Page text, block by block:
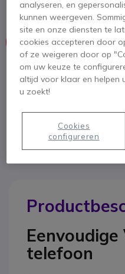
full-duplex luidspreker
Dit product wordt
Om u van dienst te zijn
Eenvoudige
telefoon
analyseren, en
kunnen weergeven.
site en onze diensten te
cookies accepteren door
of ze weigeren door op
om uw keuze te
altijd voor klaar en helpen
u zoekt!
Cookies
configureren